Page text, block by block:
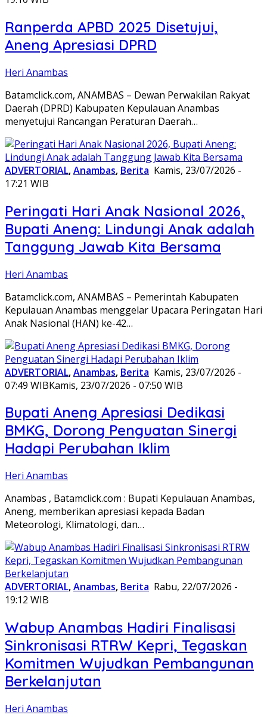
Ranperda APBD 2025 Disetujui,
Aneng Apresiasi DPRD
Heri Anambas
Batamclick.com, ANAMBAS – Dewan Perwakilan Rakyat
Daerah (DPRD) Kabupaten Kepulauan Anambas
menyetujui Rancangan Peraturan Daerah…
ADVERTORIAL,Anambas, Berita Kamis, 23/07/2026 -
17:21 WIB
Peringati Hari Anak Nasional 2026,
Bupati Aneng: Lindungi Anak adalah
Tanggung Jawab Kita Bersama
Heri Anambas
Batamclick.com, ANAMBAS – Pemerintah Kabupaten
Kepulauan Anambas menggelar Upacara Peringatan Hari
Anak Nasional (HAN) ke-42…
ADVERTORIAL,Anambas, Berita Kamis, 23/07/2026 -
07:49 WIBKamis, 23/07/2026 - 07:50 WIB
Bupati Aneng Apresiasi Dedikasi
BMKG, Dorong Penguatan Sinergi
Hadapi Perubahan Iklim
Heri Anambas
Anambas , Batamclick.com : Bupati Kepulauan Anambas,
Aneng, memberikan apresiasi kepada Badan
Meteorologi, Klimatologi, dan…
ADVERTORIAL,Anambas, Berita Rabu, 22/07/2026 -
19:12 WIB
Wabup Anambas Hadiri Finalisasi
Sinkronisasi RTRW Kepri, Tegaskan
Komitmen Wujudkan Pembangunan
Berkelanjutan
Heri Anambas